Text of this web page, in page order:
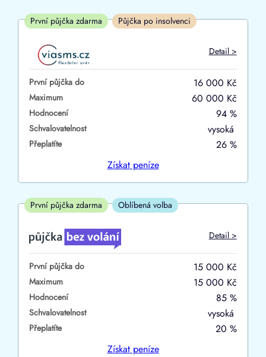
Od
První půjčka zdarma
–
ano
ne
ano
ne
V exekuci
ano
ne
Po insolvenci
ano
ne
První půjčka zdarma Půjčka po insolvenci
Detail >
První půjčka do 16 000 Kč
Maximum 60 000 Kč
Hodnocení 94 %
Schvalovatelnost vysoká
Přeplatíte
26 %
Získatpeníze
První půjčka zdarma Oblíbená volba
Detail >
První půjčka do 15 000 Kč
Maximum 15 000 Kč
Hodnocení 85 %
Schvalovatelnost vysoká
Přeplatíte
20 %
Získatpeníze